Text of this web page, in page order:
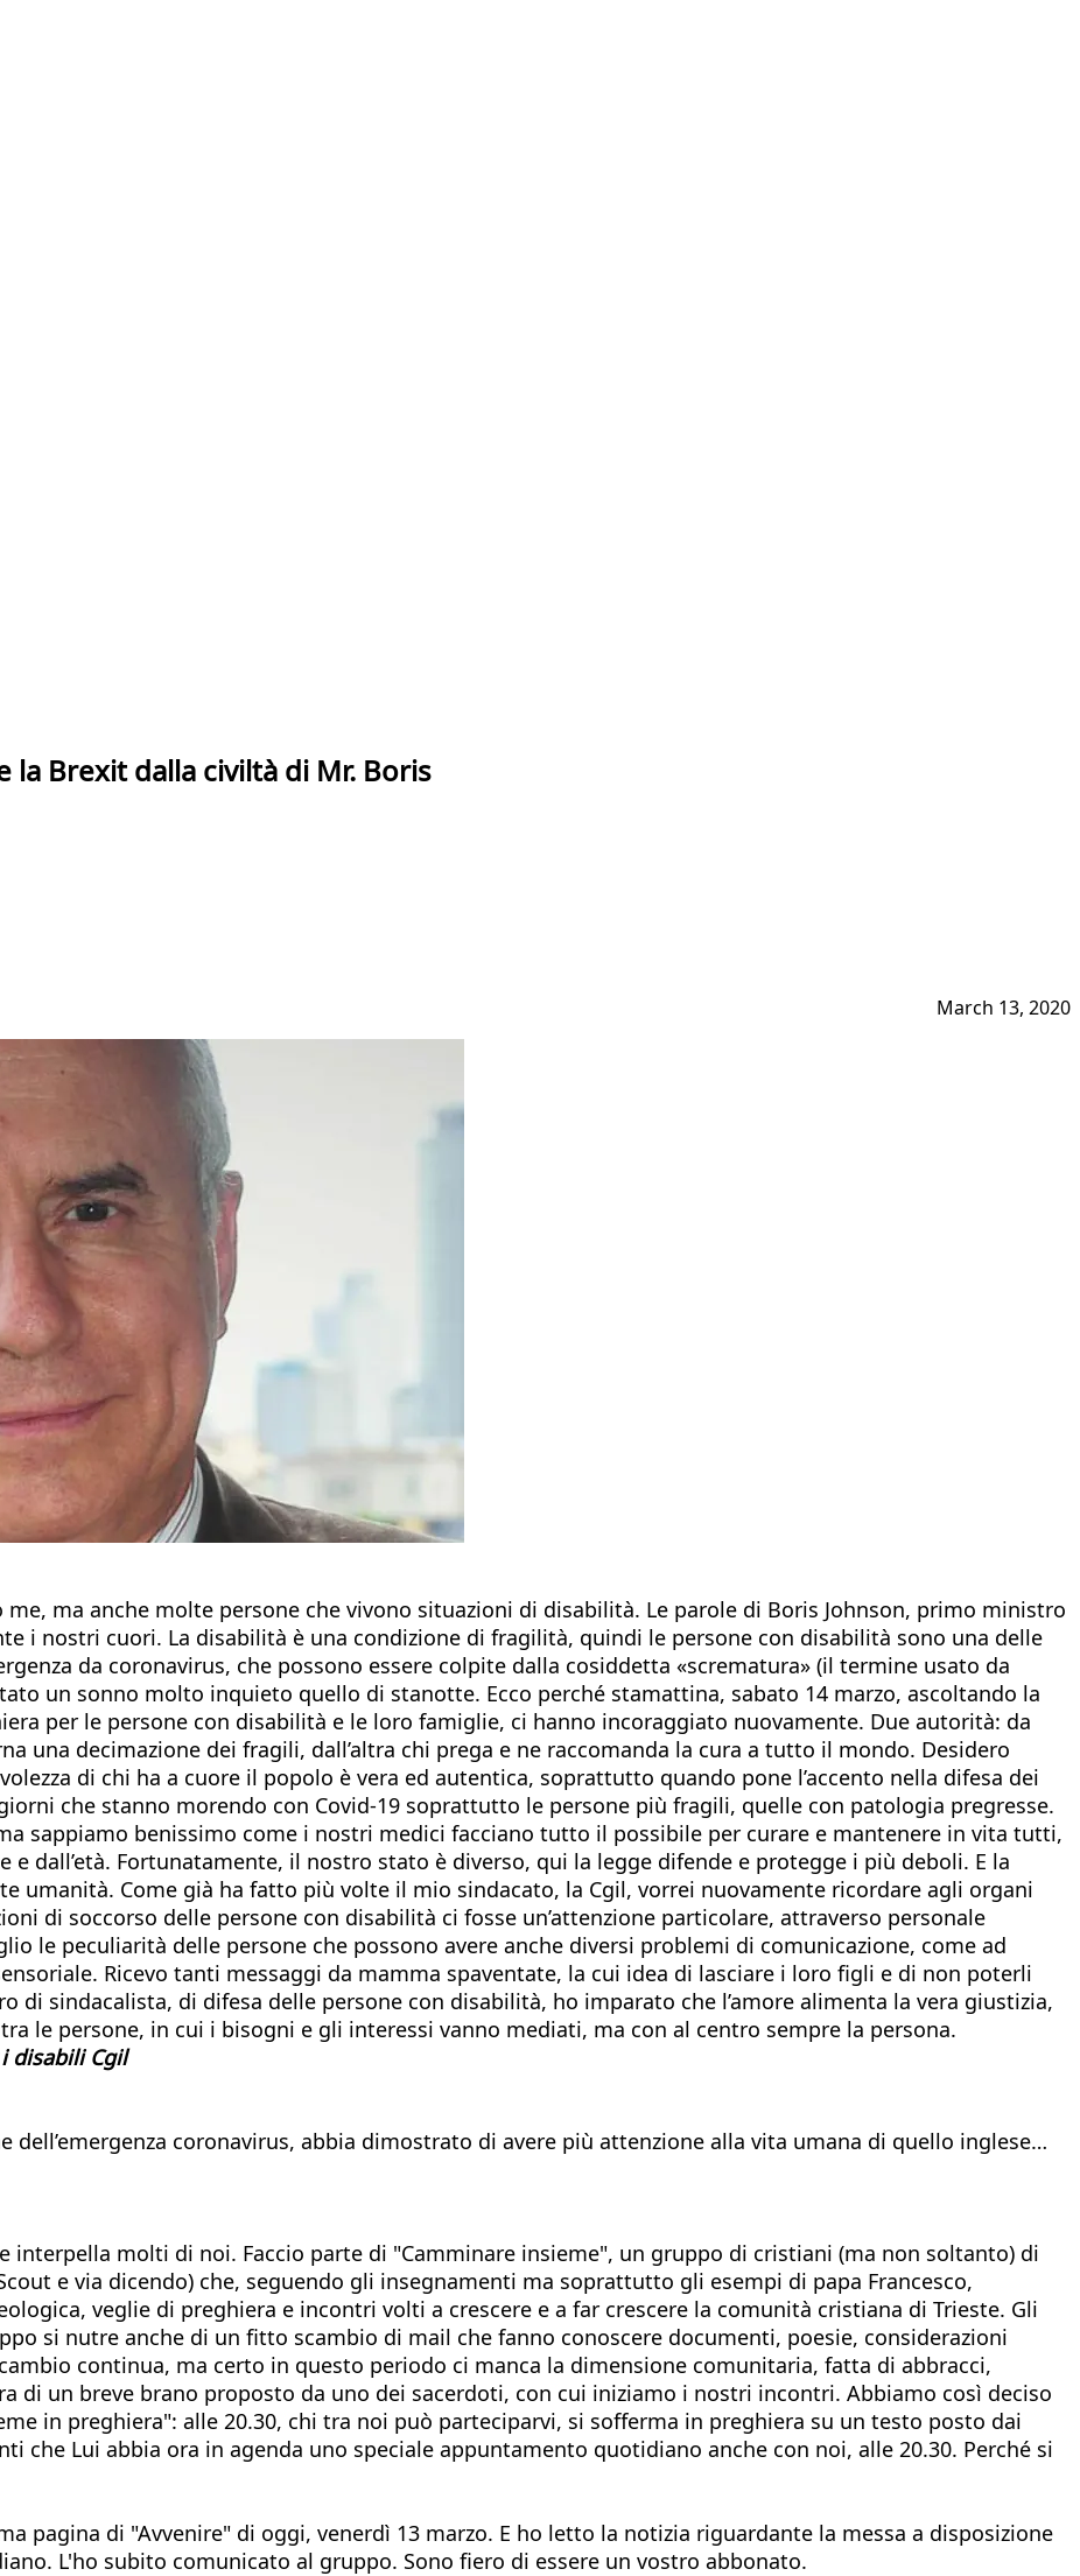
la Brexit dalla civiltà di Mr. Boris
March 13, 2020
ma anche molte persone che vivono situazioni di disabilità. Le parole di Boris Johnson, primo ministro
i nostri cuori. La disabilità è una condizione di fragilità, quindi le persone con disabilità sono una delle
da coronavirus, che possono essere colpite dalla cosiddetta «scrematura» (il termine usato da
un sonno molto inquieto quello di stanotte. Ecco perché stamattina, sabato 14 marzo, ascoltando la
per le persone con disabilità e le loro famiglie, ci hanno incoraggiato nuovamente. Due autorità: da
una decimazione dei fragili, dall’altra chi prega e ne raccomanda la cura a tutto il mondo. Desidero
di chi ha a cuore il popolo è vera ed autentica, soprattutto quando pone l’accento nella difesa dei
che stanno morendo con Covid-19 soprattutto le persone più fragili, quelle con patologia pregresse.
sappiamo benissimo come i nostri medici facciano tutto il possibile per curare e mantenere in vita tutti,
dall’età. Fortunatamente, il nostro stato è diverso, qui la legge difende e protegge i più deboli. E la
umanità. Come già ha fatto più volte il mio sindacato, la Cgil, vorrei nuovamente ricordare agli organi
di soccorso delle persone con disabilità ci fosse un’attenzione particolare, attraverso personale
le peculiarità delle persone che possono avere anche diversi problemi di comunicazione, come ad
Ricevo tanti messaggi da mamma spaventate, la cui idea di lasciare i loro figli e di non poterli
di sindacalista, di difesa delle persone con disabilità, ho imparato che l’amore alimenta la vera giustizia,
le persone, in cui i bisogni e gli interessi vanno mediati, ma con al centro sempre la persona.
disabili Cgil
dell’emergenza coronavirus, abbia dimostrato di avere più attenzione alla vita umana di quello inglese…
interpella molti di noi. Faccio parte di "Camminare insieme", un gruppo di cristiani (ma non soltanto) di
e via dicendo) che, seguendo gli insegnamenti ma soprattutto gli esempi di papa Francesco,
veglie di preghiera e incontri volti a crescere e a far crescere la comunità cristiana di Trieste. Gli
si nutre anche di un fitto scambio di mail che fanno conoscere documenti, poesie, considerazioni
continua, ma certo in questo periodo ci manca la dimensione comunitaria, fatta di abbracci,
di un breve brano proposto da uno dei sacerdoti, con cui iniziamo i nostri incontri. Abbiamo così deciso
in preghiera": alle 20.30, chi tra noi può parteciparvi, si sofferma in preghiera su un testo posto dai
che Lui abbia ora in agenda uno speciale appuntamento quotidiano anche con noi, alle 20.30. Perché si
pagina di "Avvenire" di oggi, venerdì 13 marzo. E ho letto la notizia riguardante la messa a disposizione
L'ho subito comunicato al gruppo. Sono fiero di essere un vostro abbonato.